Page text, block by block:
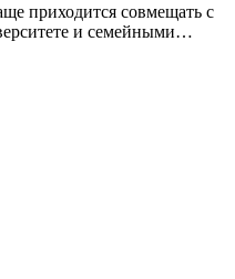
приходится совмещать с
и семейными…